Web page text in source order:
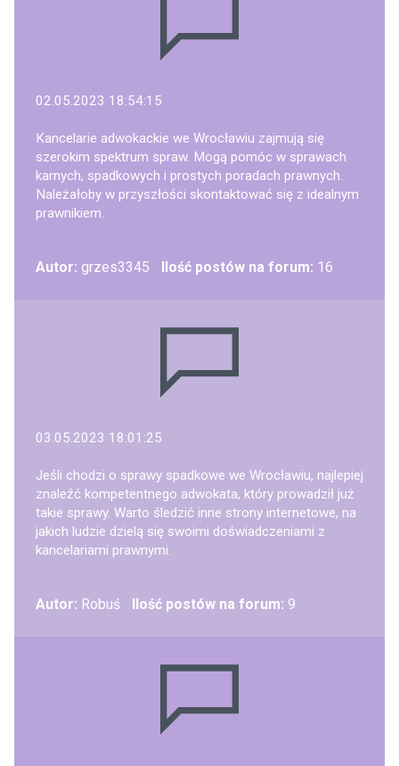
02.05.2023 18:54:15
Kancelarie adwokackie we Wrocławiu zajmują się
szerokim spektrum spraw. Mogą pomóc w sprawach
karnych, spadkowych i prostych poradach prawnych.
Należałoby w przyszłości skontaktować się z idealnym
prawnikiem.
Autor: grzes3345 Ilość postów na forum: 16
03.05.2023 18:01:25
Jeśli chodzi o sprawy spadkowe we Wrocławiu, najlepiej
znaleźć kompetentnego adwokata, który prowadził już
takie sprawy. Warto śledzić inne strony internetowe, na
jakich ludzie dzielą się swoimi doświadczeniami z
kancelariami prawnymi.
Autor: Robuś Ilość postów na forum: 9